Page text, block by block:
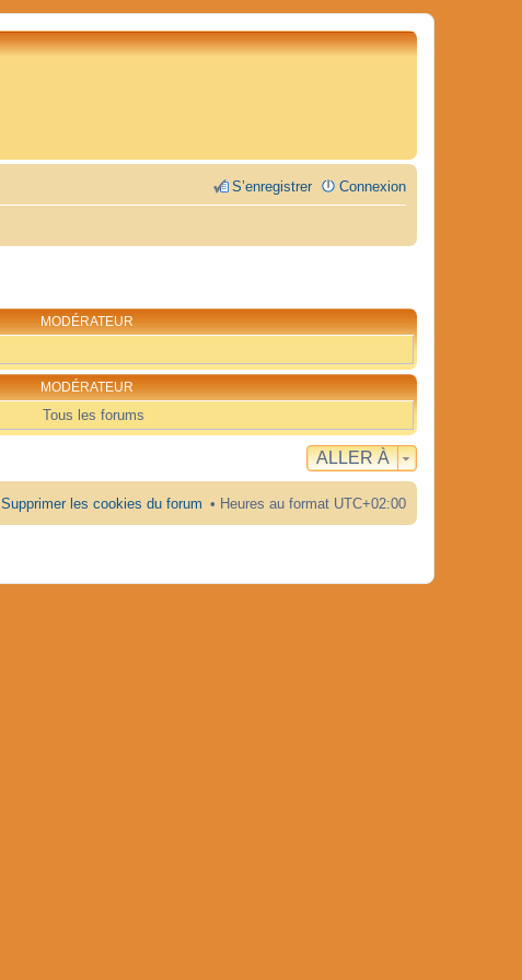
Connexion
S’enregistrer
MODÉRATEUR
MODÉRATEUR
Tous les forums
ALLER À
Heures au format UTC+02:00
Supprimer les cookies du forum